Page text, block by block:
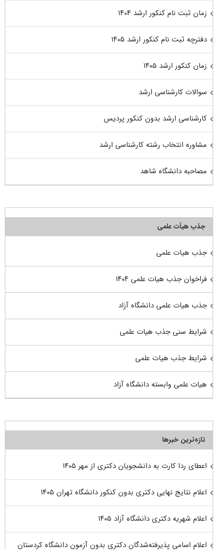
زمان ثبت نام کنکور ارشد ۱۴۰۴
دفترچه ثبت نام کنکور ارشد ۱۴۰۵
زمان کنکور ارشد ۱۴۰۵
سوالات کارشناسی ارشد
کارشناسی ارشد بدون کنکور پردیس
مشاوره انتخاب رشته کارشناسی ارشد
مصاحبه دانشگاه شاهد
جذب هیأت علمی
جذب هیات علمی
فراخوان جذب هیات علمی ۱۴۰۴
جذب هیات علمی دانشگاه آزاد
شرایط سنی جذب هیات علمی
شرایط جذب هیات علمی
هیات علمی وابسته دانشگاه آزاد
تازه‌ترین خبرها
اعطای ردا کارت به دانشجویان دکتری از مهر ۱۴۰۵
اعلام نتایج نهایی دکتری بدون کنکور دانشگاه تهران ۱۴۰۵
اعلام شهریه دکتری دانشگاه آزاد ۱۴۰۵
اعلام اسامی پذیرفته‌شدگان دکتری بدون آزمون دانشگاه کردستان